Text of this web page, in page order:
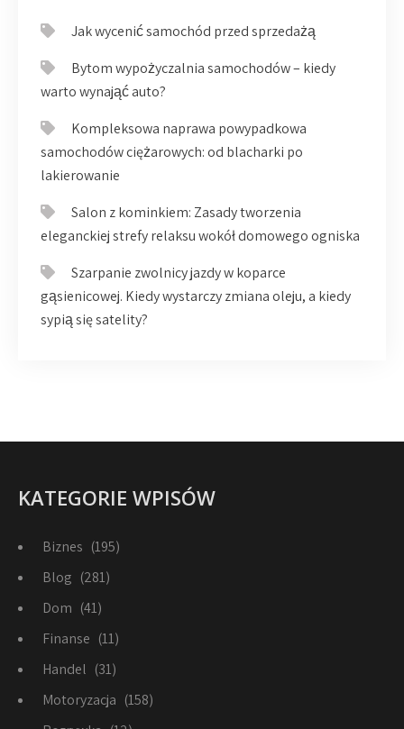
Jak wycenić samochód przed sprzedażą
Bytom wypożyczalnia samochodów – kiedy
warto wynająć auto?
Kompleksowa naprawa powypadkowa
samochodów ciężarowych: od blacharki po
lakierowanie
Salon z kominkiem: Zasady tworzenia
eleganckiej strefy relaksu wokół domowego ogniska
Szarpanie zwolnicy jazdy w koparce
gąsienicowej. Kiedy wystarczy zmiana oleju, a kiedy
sypią się satelity?
KATEGORIE WPISÓW
Biznes (195)
Blog (281)
Dom (41)
Finanse (11)
Handel (31)
Motoryzacja (158)